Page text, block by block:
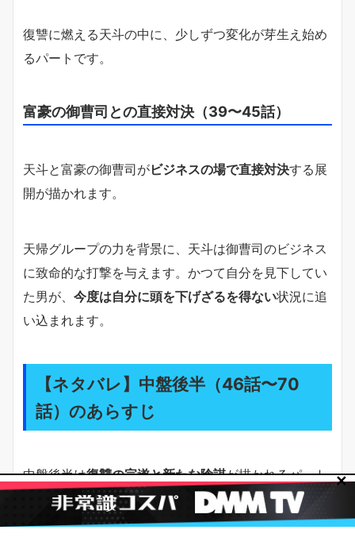
復讐に燃える天斗の中に、少しずつ変化が芽生え始め
るパートです。
富豪の御曹司との直接対決（39〜45話）
天斗と富豪の御曹司がビジネスの場で直接対決する展
開が描かれます。
天帰グループの力を背景に、天斗は御曹司のビジネス
に致命的な打撃を与えます。かつて自分を見下してい
た男が、 今度は自分に頭を下げざるを得ない状況に追
い込まれます。
【ネタバレ】中盤後半（46話〜70
話）のあらすじ
中盤後半は復讐の完遂と新たな陰謀が描かれるパート
です。
✕